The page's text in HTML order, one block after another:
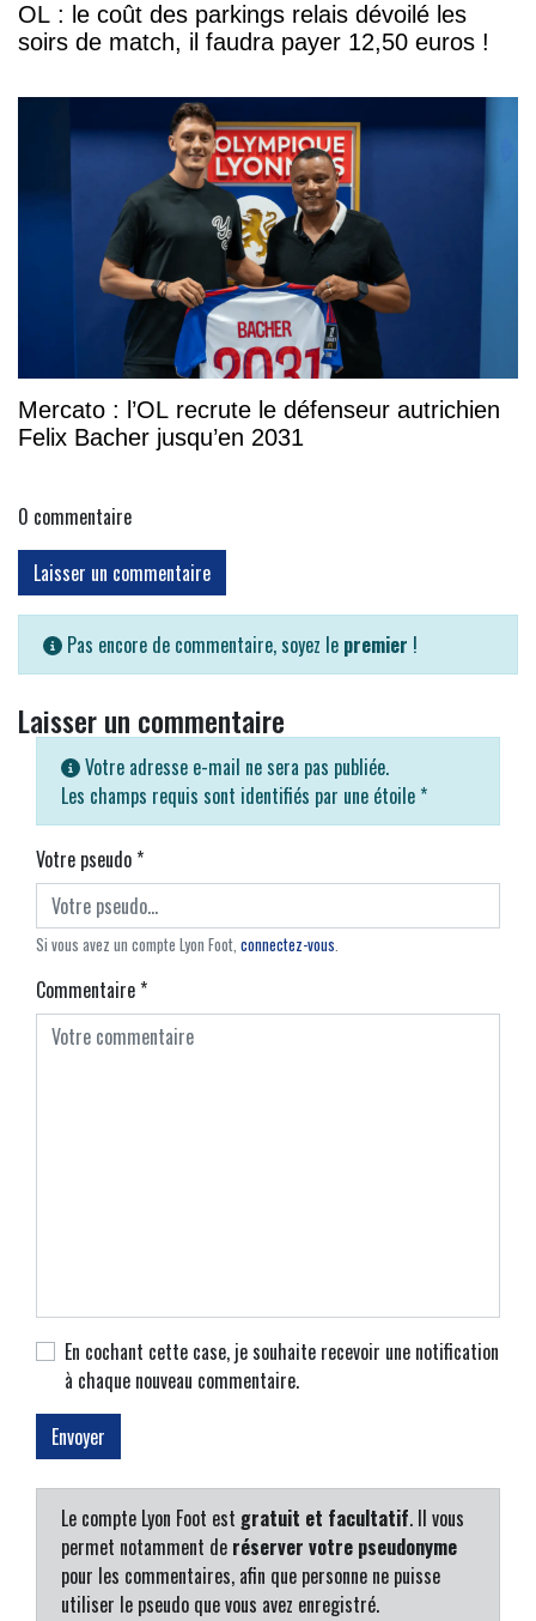
OL : le coût des parkings relais dévoilé les
soirs de match, il faudra payer 12,50 euros !
Mercato : l’OL recrute le défenseur autrichien
Felix Bacher jusqu’en 2031
0 commentaire
Laisser un commentaire
Pas encore de commentaire, soyez le premier !
Laisser un commentaire
Votre adresse e-mail ne sera pas publiée.
Les champs requis sont identifiés par une étoile *
Votre pseudo*
Si vous avez un compte Lyon Foot, connectez-vous.
Commentaire*
En cochant cette case, je souhaite recevoir une notification
à chaque nouveau commentaire.
Le compte Lyon Foot est gratuit et facultatif. Il vous
permet notamment de réserver votre pseudonyme
pour les commentaires, afin que personne ne puisse
utiliser le pseudo que vous avez enregistré.